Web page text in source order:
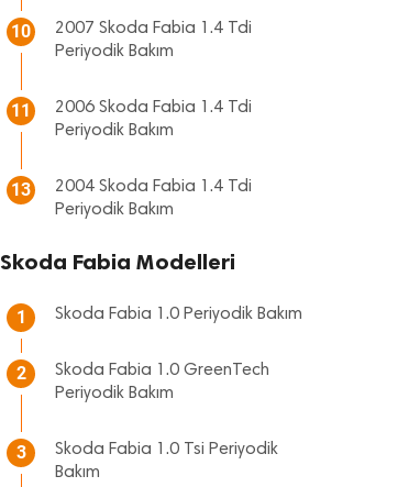
10
2007 Skoda Fabia 1.4 Tdi
Periyodik Bakım
11
2006 Skoda Fabia 1.4 Tdi
Periyodik Bakım
13
2004 Skoda Fabia 1.4 Tdi
Periyodik Bakım
Skoda Fabia Modelleri
1 Skoda Fabia 1.0 Periyodik Bakım
2
Skoda Fabia 1.0 GreenTech
Periyodik Bakım
3
Skoda Fabia 1.0 Tsi Periyodik
Bakım